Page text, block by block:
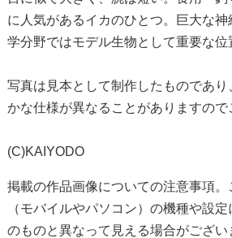
に人気があるイカのひとつ。巨大な
学分野ではモデル生物として重要な位
写真は見本として制作したものであ
かな仕様が異なることがありますので
(C)KAIYODO
掲載の作品画像についての注意事項。
（モバイルやパソコン）の機種や設
のものと異なって見える場合がござい